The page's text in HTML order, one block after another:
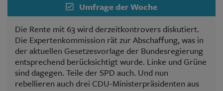
Umfrage der Woche
Die Rente mit 63 wird derzeitkontrovers diskutiert.
Die Expertenkommission rät zur Abschaffung, was in
der aktuellen Gesetzesvorlage der Bundesregierung
entsprechend berücksichtigt wurde. Linke und Grüne
sind dagegen. Teile der SPD auch. Und nun
rebellieren auch drei CDU-Ministerpräsidenten aus